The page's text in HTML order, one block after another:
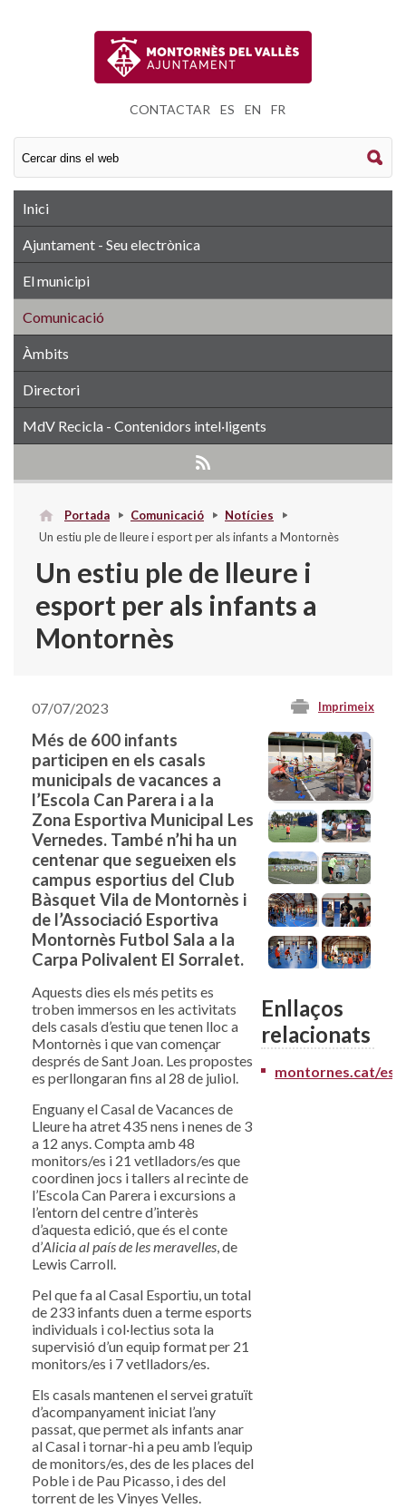
CONTACTAR ES EN FR
Inici
Ajuntament - Seu electrònica
El municipi
Comunicació
Àmbits
Directori
MdV Recicla - Contenidors intel·ligents
Portada Comunicació
Notícies
Un estiu ple de lleure i esport per als infants a Montornès
Un estiu ple de lleure i
esport per als infants a
Montornès
Imprimeix
07/07/2023
Més de 600 infants
participen en els casals
municipals de vacances a
l’Escola Can Parera i a la
Zona Esportiva Municipal Les
Vernedes. També n’hi ha un
centenar que segueixen els
campus esportius del Club
Bàsquet Vila de Montornès i
de l’Associació Esportiva
Montornès Futbol Sala a la
Carpa Polivalent El Sorralet.
Aquests dies els més petits es
troben immersos en les activitats
dels casals d’estiu que tenen lloc a
Montornès i que van començar
després de Sant Joan. Les propostes
es perllongaran fins al 28 de juliol.
Enguany el Casal de Vacances de
Lleure ha atret 435 nens i nenes de 3
a 12 anys. Compta amb 48
monitors/es i 21 vetlladors/es que
coordinen jocs i tallers al recinte de
l’Escola Can Parera i excursions a
l’entorn del centre d’interès
d’aquesta edició, que és el conte
d’Alicia al país de les meravelles, de
Lewis Carroll.
Pel que fa al Casal Esportiu, un total
de 233 infants duen a terme esports
individuals i col·lectius sota la
supervisió d’un equip format per 21
monitors/es i 7 vetlladors/es.
Els casals mantenen el servei gratuït
d’acompanyament iniciat l’any
passat, que permet als infants anar
al Casal i tornar-hi a peu amb l’equip
de monitors/es, des de les places del
Poble i de Pau Picasso, i des del
torrent de les Vinyes Velles.
Enllaços
relacionats
montornes.cat/